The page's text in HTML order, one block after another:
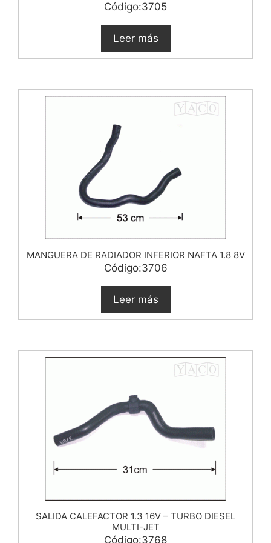
Código:3705
Leer más
MANGUERA DE RADIADOR INFERIOR NAFTA 1.8 8V
Código:3706
Leer más
SALIDA CALEFACTOR 1.3 16V – TURBO DIESEL
MULTI-JET
Código:3768